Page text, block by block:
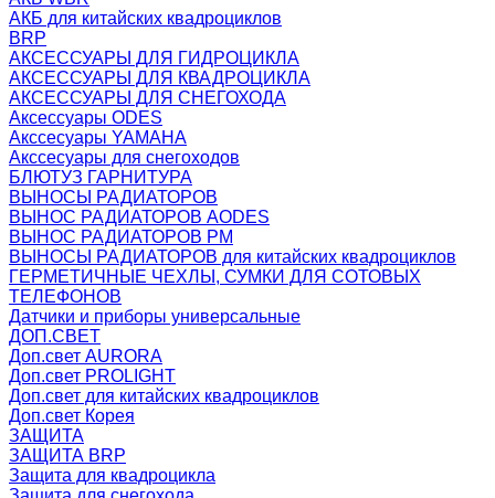
АКБ для китайских квадроциклов
BRP
АКСЕССУАРЫ ДЛЯ ГИДРОЦИКЛА
АКСЕССУАРЫ ДЛЯ КВАДРОЦИКЛА
АКСЕССУАРЫ ДЛЯ СНЕГОХОДА
Аксессуары ODES
Акссесуары YAMAHA
Акссесуары для снегоходов
БЛЮТУЗ ГАРНИТУРА
ВЫНОСЫ РАДИАТОРОВ
ВЫНОС РАДИАТОРОВ AODES
ВЫНОС РАДИАТОРОВ РМ
ВЫНОСЫ РАДИАТОРОВ для китайских квадроциклов
ГЕРМЕТИЧНЫЕ ЧЕХЛЫ, СУМКИ ДЛЯ СОТОВЫХ
ТЕЛЕФОНОВ
Датчики и приборы универсальные
ДОП.СВЕТ
Доп.свет AURORA
Доп.свет PROLIGHT
Доп.свет для китайских квадроциклов
Доп.свет Корея
ЗАЩИТА
ЗАЩИТА BRP
Защита для квадроцикла